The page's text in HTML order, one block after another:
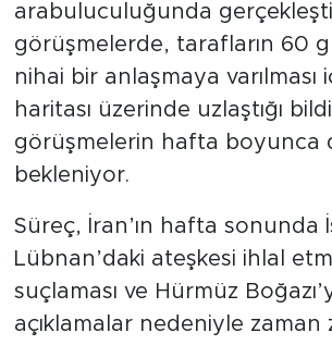
arabuluculuğunda
görüşmelerde, tarafların 60
nihai bir anlaşmaya varılması
haritası üzerinde uzlaştığı
görüşmelerin hafta boyunca
bekleniyor.
Süreç, İran’ın hafta sonunda
Lübnan’daki ateşkesi ihlal
suçlaması ve Hürmüz
açıklamalar nedeniyle zaman